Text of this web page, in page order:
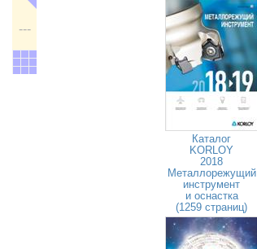
Каталог
KORLOY
2018
Металлорежущий
инструмент
и оснастка
(1259 страниц)
---